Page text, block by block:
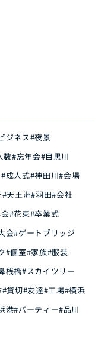
ジネス#夜景
数#忘年会#目黒川
#成人式#神田川#会場
#天王洲#羽田#会社
#花束#卒業式
会#ゲートブリッジ
#個室#家族#服装
桟橋#スカイツリー
#貸切#友達#工場#横浜
港#パーティー#品川